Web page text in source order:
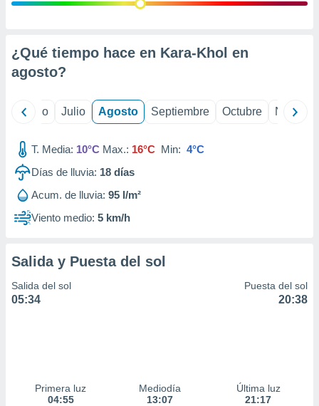
e
mediante
de
1199
¿Qué tiempo hace en Kara-Khol en
agosto?
Junio Julio Agosto Septiembre Octubre
T. Media: 10°C Max.: 16°C Min: 4°C
Días de lluvia: 18 días
Acum. de lluvia: 95 l/m²
Viento medio: 5 km/h
Salida y Puesta del sol
Salida del sol
05:34
Puesta del sol
20:38
Primera luz
04:55
Mediodía
13:07
Última luz
21:17